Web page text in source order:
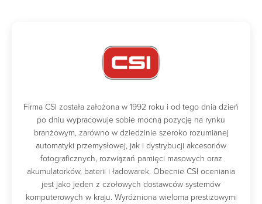
Firma CSI została założona w 1992 roku i od tego dnia dzień
po dniu wypracowuje sobie mocną pozycję na rynku
branżowym, zarówno w dziedzinie szeroko rozumianej
automatyki przemysłowej, jak i dystrybucji akcesoriów
fotograficznych, rozwiązań pamięci masowych oraz
akumulatorków, baterii i ładowarek. Obecnie CSI oceniania
jest jako jeden z czołowych dostawców systemów
komputerowych w kraju. Wyróżniona wieloma prestiżowymi